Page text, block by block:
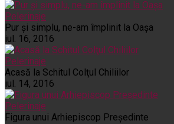
Pelerinaje
Pur şi simplu, ne-am împlinit la Oaşa
iul. 16, 2016
Pelerinaje
Acasă la Schitul Colţul Chiliilor
iul. 14, 2016
Pelerinaje
Figura unui Arhiepiscop Preşedinte